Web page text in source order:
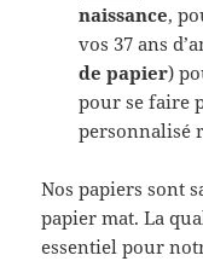
naissance,
vos 37 ans
de papier)
pour se faire
personnalisé
Nos papiers sont
papier mat. La
essentiel pour